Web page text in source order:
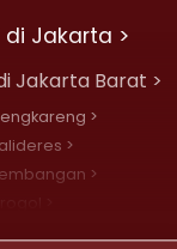
di Jakarta >
Jakarta Barat >
>
>
>